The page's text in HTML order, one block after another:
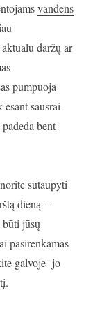
vandens
daržų ar
pumpuoja
sausrai
bent
sutaupyti
dieną –
būti jūsų
pasirenkamas
galvoje jo